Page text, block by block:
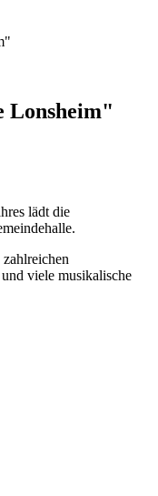
Lonsheim"
lädt die
und viele musikalische